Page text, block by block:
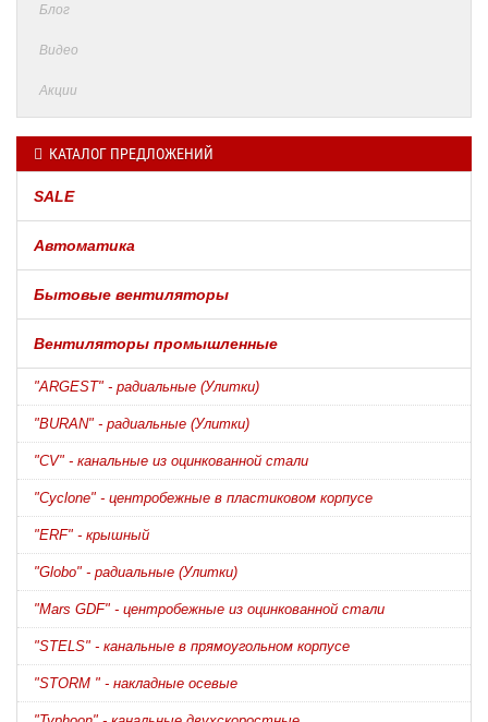
Блог
Видео
Акции
КАТАЛОГ ПРЕДЛОЖЕНИЙ
SALE
Автоматика
Бытовые вентиляторы
Вентиляторы промышленные
"ARGEST" - радиальные (Улитки)
"BURAN" - радиальные (Улитки)
"CV" - канальные из оцинкованной стали
"Cyclone" - центробежные в пластиковом корпусе
"ERF" - крышный
"Globo" - радиальные (Улитки)
"Mars GDF" - центробежные из оцинкованной стали
"STELS" - канальные в прямоугольном корпусе
"STORM " - накладные осевые